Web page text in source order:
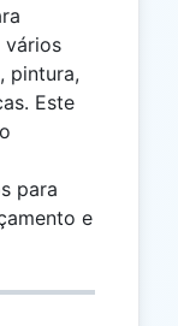
vários
pintura,
Este
para
e